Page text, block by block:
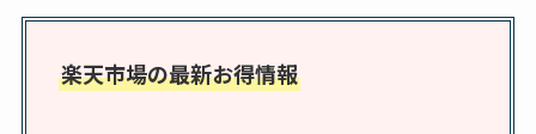
アクアテクトゲルが
こ？楽天・amazonで
楽天市場の最新お得情報